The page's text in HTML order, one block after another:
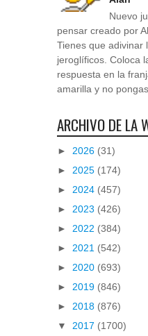
Nuevo
pensar creado por
Tienes que adivinar
jeroglíficos. Coloca
respuesta en la
amarilla y no pongas
ARCHIVO DE LA
► 2026 (31)
► 2025 (174)
► 2024 (457)
► 2023 (426)
► 2022 (384)
► 2021 (542)
► 2020 (693)
► 2019 (846)
► 2018 (876)
▼ 2017 (1700)